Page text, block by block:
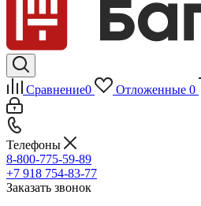
Сравнение0 Отложенные 0
Телефоны
8-800-775-59-89
+7 918 754-83-77
Заказать звонок